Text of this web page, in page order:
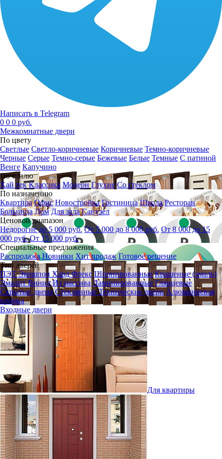
Написать в Telegram
0 0 0 руб.
Межкомнатные двери
По цвету
Светлые Светло-коричневые Коричневые Темно-коричневые
Черные Серые Темно-серые Бежевые Белые Темные С патиной
Венге Капучино
По стилю
Хай тек Классика Модерн Глухие Со стеклом
По назначению
Квартира Офис Новостройка Гостиница Школа Ресторан
Больница Дом Для зала Санузел
Ценовой диапазон
Недорогие до 5 000 руб. От 5 000 до 8 000 руб. От 8 000 до 15
000 руб. От 15 000 руб.
Специальные предложения
Распродажа Новинки Хит продаж Готовое решение
Тип дверей
ПЭТЭкошпон Хард Флекс Шпонированные Крашеные (эмаль)
ЭмалитВинил Из массива Ламинированные Глянцевые
Скрытые двери СтеклянныеТехнические двери Алюминиевая
кромка
Входные двери
Для квартиры